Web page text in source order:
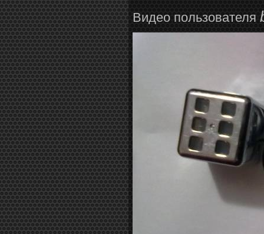
Видео пользователя